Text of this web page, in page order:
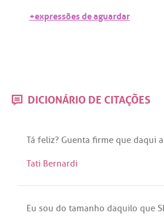
+expressões de aguardar
DICIONÁRIO DE CITAÇÕES
Tá feliz? Guenta firme que daqui a
Tati Bernardi
Eu sou do tamanho daquilo que